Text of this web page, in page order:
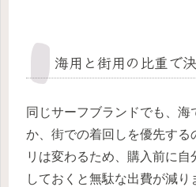
海用と街用の比重で
同じサーフブランドでも、
か、街での着回しを優先する
リは変わるため、購入前に
しておくと無駄な出費が減り